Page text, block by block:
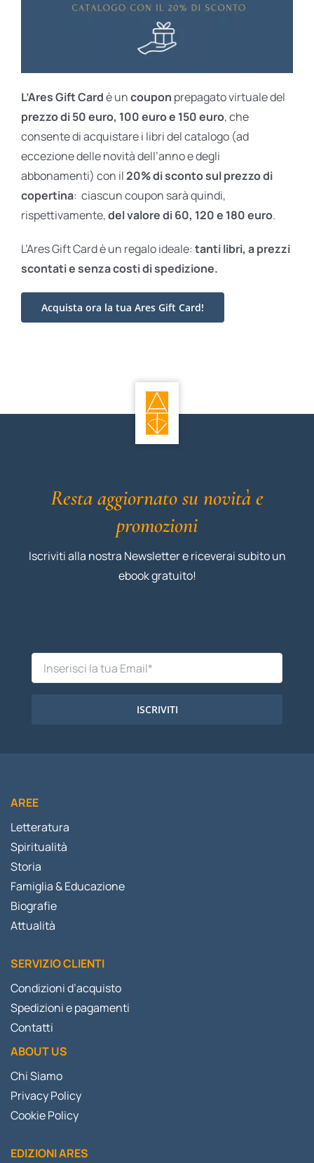
L’Ares Gift Cardè uncoupon prepagato virtuale del
prezzo di 50 euro, 100 euro e 150 euro, che
consente di acquistare i libri del catalogo (ad
eccezione delle novità dell’anno e degli
abbonamenti) con il20% di sconto sul prezzo di
copertina: ciascun coupon sarà quindi,
rispettivamente,del valore di 60, 120 e 180 euro.
L’Ares Gift Card è un regalo ideale: tanti libri, a prezzi
scontati esenza costi di spedizione.
Acquista ora la tua Ares Gift Card!
Resta aggiornato su novità e
promozioni
Iscriviti alla nostra Newsletter e riceverai subito un
ebook gratuito!
ISCRIVITI
AREE
Letteratura
Spiritualità
Storia
Famiglia & Educazione
Biografie
Attualità
SERVIZIO CLIENTI
Condizioni d’acquisto
Spedizioni e pagamenti
Contatti
ABOUT US
Chi Siamo
Privacy Policy
Cookie Policy
EDIZIONI ARES